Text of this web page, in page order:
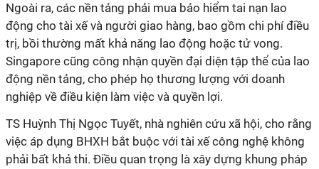
Ngoài ra, các nền tảng phải mua bảo hiểm tai nạn lao
động cho tài xế và người giao hàng, bao gồm chi phí điều
trị, bồi thường mất khả năng lao động hoặc tử vong.
Singapore cũng công nhận quyền đại diện tập thể của lao
động nền tảng, cho phép họ thương lượng với doanh
nghiệp về điều kiện làm việc và quyền lợi.
TS Huỳnh Thị Ngọc Tuyết, nhà nghiên cứu xã hội, cho rằng
việc áp dụng BHXH bắt buộc với tài xế công nghệ không
phải bất khả thi. Điều quan trọng là xây dựng khung pháp